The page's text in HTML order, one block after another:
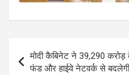
Post
navigation
मोदी कैबिनेट ने 39,290
फंड और हाईवे नेटवर्क से